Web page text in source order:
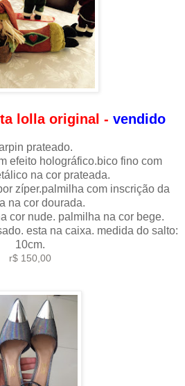
lolla original - vendido
prateado.
efeito holográfico.bico fino com
na cor prateada.
zíper.palmilha com inscrição da
na cor dourada.
cor nude. palmilha na cor bege.
esta na caixa. medida do salto:
10cm.
r$ 150,00